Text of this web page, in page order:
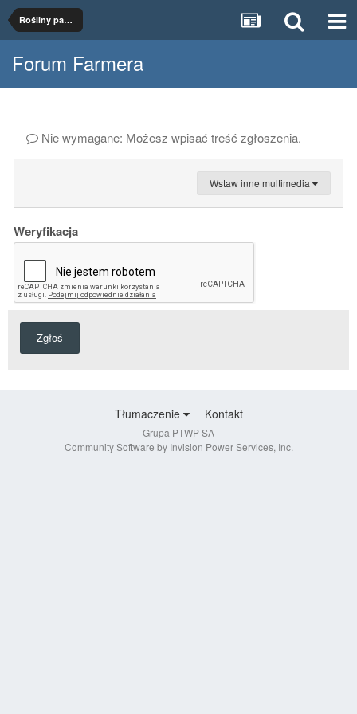
Rośliny paszowe
Forum Farmera
Nie wymagane: Możesz wpisać treść zgłoszenia.
Wstaw inne multimedia
Weryfikacja
Zgłoś
Tłumaczenie Kontakt
Grupa PTWP SA
Community Software by Invision Power Services, Inc.